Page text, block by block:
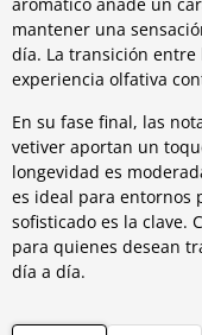
mantener una
día. La transición entre
experiencia olfativa
En su fase final, las
vetiver aportan un
longevidad es
es ideal para entornos
sofisticado es la clave.
para quienes desean
día a día.